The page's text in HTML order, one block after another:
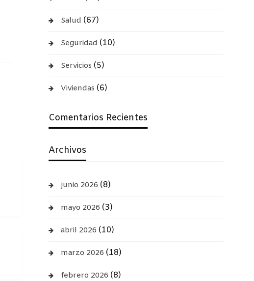
Salud (67)
Seguridad (10)
Servicios (5)
Viviendas (6)
Comentarios Recientes
Archivos
junio 2026 (8)
mayo 2026 (3)
abril 2026 (10)
marzo 2026 (18)
febrero 2026 (8)